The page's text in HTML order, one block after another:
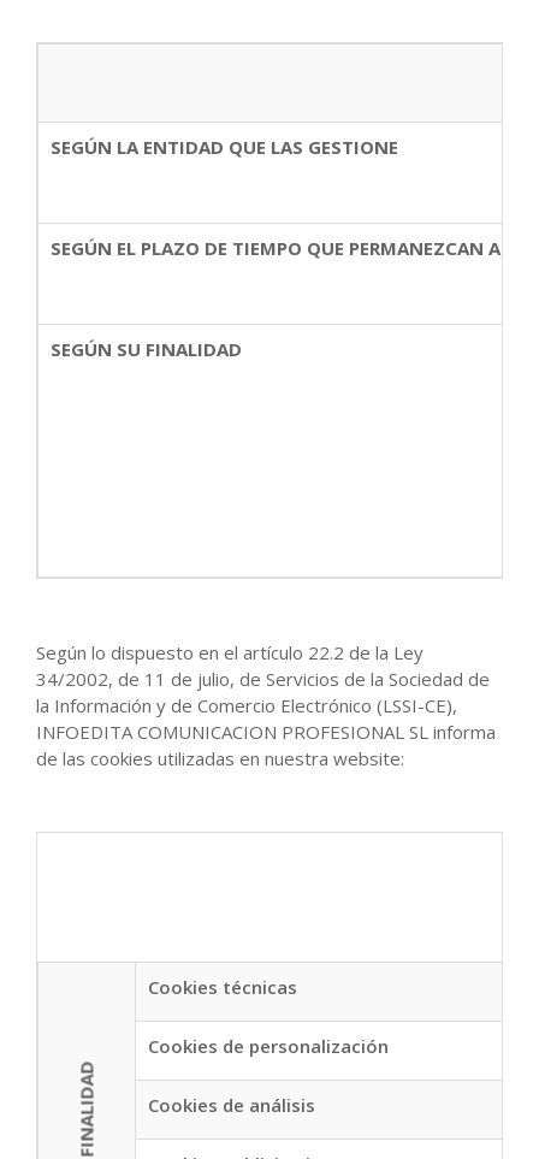
SEGÚN LA ENTIDAD QUE LAS GESTIONE
SEGÚN EL PLAZO DE TIEMPO QUE PERMANEZCAN
SEGÚN SU FINALIDAD
Según lo dispuesto en el artículo 22.2 de la Ley
34/2002, de 11 de julio, de Servicios de la Sociedad de
la Información y de Comercio Electrónico (LSSI-CE),
INFOEDITA COMUNICACION PROFESIONAL SL informa
de las cookies utilizadas en nuestra website:
FINALIDAD
Cookies técnicas
Cookies de personalización
Cookies de análisis